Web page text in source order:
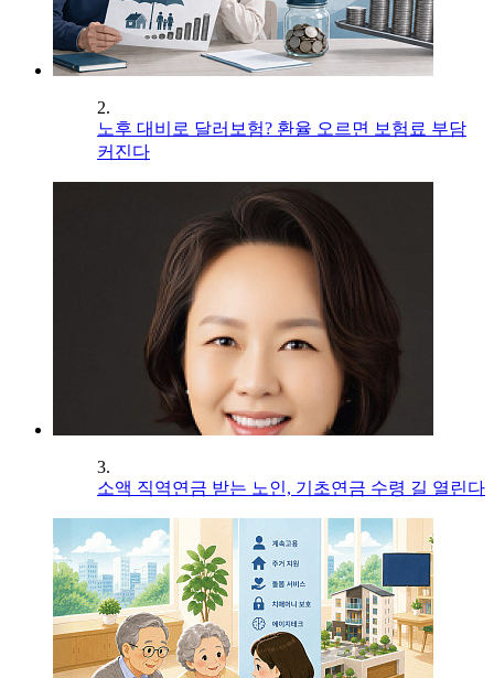
2.
노후 대비로 달러보험? 환율 오르면 보험료 부담
커진다
3.
소액 직역연금 받는 노인, 기초연금 수령 길 열린다